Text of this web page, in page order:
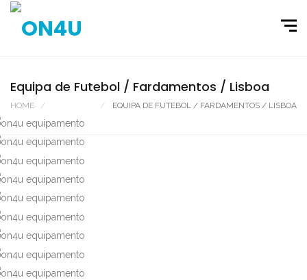
Equipa de Futebol / Fardamentos / Lisboa
HOME EQUIPA DE FUTEBOL / FARDAMENTOS / LISBOA